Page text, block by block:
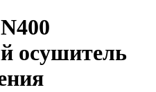
осушитель